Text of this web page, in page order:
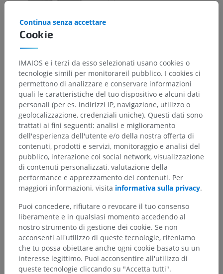
Gerarchia anatomica
Anatomia umana 1
Anatomia sistemica> Apparato cardiovascolare
Cuore> Muscoli papillari
soggiacenti per questa parte anatomica
Anatomia comparata negli animali
Cookie
Continua senza accettare
IMAIOS e i terzi da esso selezionati usano cookies o
tecnologie simili per monitorareil pubblico. I cookies ci
permettono di analizzare e conservare informazioni
quali le caratteristiche del tuo dispositivo e alcuni dati
personali (per es. indirizzi IP, navigazione, utilizzo o
geolocalizzazione, credenziali uniche). Questi dati sono
trattati ai fini seguenti: analisi e miglioramento
dell'esperienza dell'utente e/o della nostra offerta di
contenuti, prodotti e servizi, monitoraggio e analisi del
pubblico, interazione coi social network, visualizzazione
di contenuti personalizzati, valutazione della
performance e apprezzamento dei contenuti. Per
maggiori informazioni, visita informativa sulla privacy.
Puoi concedere, rifiutare o revocare il tuo consenso
liberamente e in qualsiasi momento accedendo al
nostro strumento di gestione dei cookie. Se non
acconsenti all'utilizzo di queste tecnologie, riteniamo
che tu possa obiettare anche ogni cookie basato su un
interesse legittimo. Puoi acconsentire all'utilizzo di
queste tecnologie cliccando su "Accetta tutti".